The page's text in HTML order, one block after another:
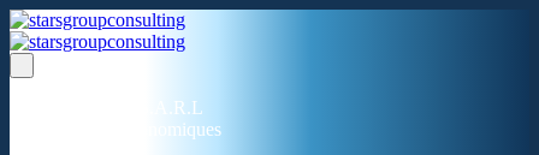
Un réseau de 05 S.A.R.L
dans 03 zones économiques